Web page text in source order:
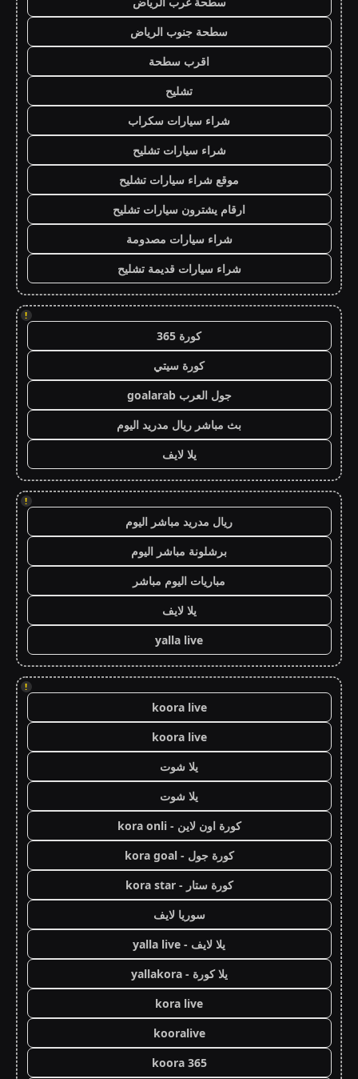
سطحة جنوب الرياض
اقرب سطحة
تشليح
شراء سيارات سكراب
شراء سيارات تشليح
موقع شراء سيارات تشليح
ارقام يشترون سيارات تشليح
شراء سيارات مصدومة
شراء سيارات قديمة تشليح
!
كورة 365
كورة سيتي
جول العرب goalarab
بث مباشر ريال مدريد اليوم
يلا لايف
!
ريال مدريد مباشر اليوم
برشلونة مباشر اليوم
مباريات اليوم مباشر
يلا لايف
yalla live
!
koora live
koora live
يلا شوت
يلا شوت
كورة اون لاين - kora onli
كورة جول - kora goal
كورة ستار - kora star
سوريا لايف
يلا لايف - yalla live
يلا كورة - yallakora
kora live
kooralive
koora 365